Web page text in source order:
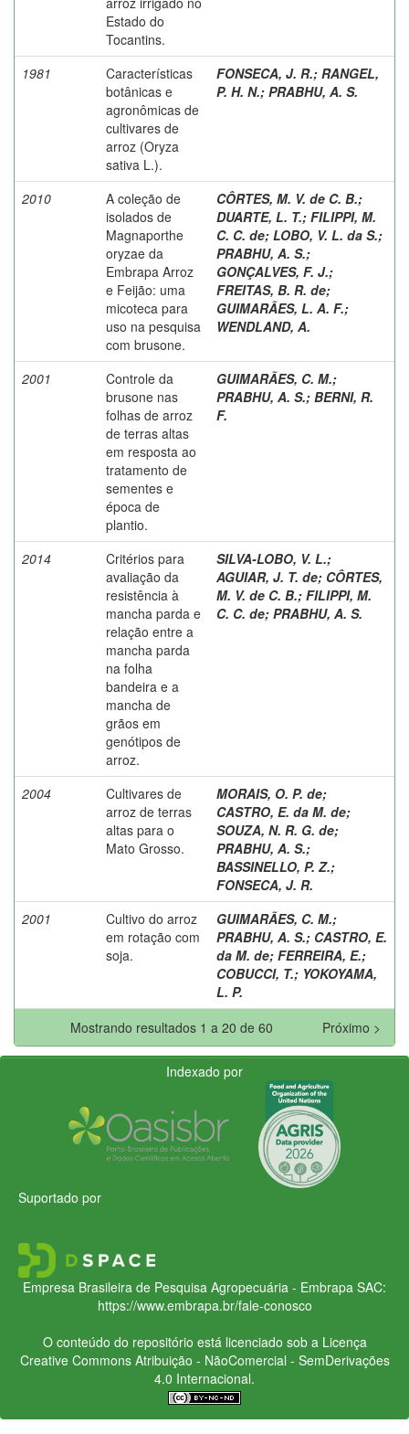
Estado do
Tocantins.
1981
Características
botânicas e
agronômicas de
cultivares de
arroz (Oryza
sativa L.).
FONSECA, J. R.; RANGEL,
P. H. N.; PRABHU, A. S.
2010
A coleção de
isolados de
Magnaporthe
oryzae da
Embrapa Arroz
e Feijão: uma
micoteca para
uso na pesquisa
com brusone.
CÔRTES, M. V. de C. B.;
DUARTE, L. T.; FILIPPI, M.
C. C. de; LOBO, V. L. da S.;
PRABHU, A. S.;
GONÇALVES, F. J.;
FREITAS, B. R. de;
GUIMARÃES, L. A. F.;
WENDLAND, A.
2001
Controle da
brusone nas
folhas de arroz
de terras altas
em resposta ao
tratamento de
sementes e
época de
plantio.
GUIMARÃES, C. M.;
PRABHU, A. S.; BERNI, R.
F.
2014
Critérios para
avaliação da
resistência à
mancha parda e
relação entre a
mancha parda
na folha
bandeira e a
mancha de
grãos em
genótipos de
arroz.
SILVA-LOBO, V. L.;
AGUIAR, J. T. de; CÔRTES,
M. V. de C. B.; FILIPPI, M.
C. C. de; PRABHU, A. S.
2004
Cultivares de
arroz de terras
altas para o
Mato Grosso.
MORAIS, O. P. de;
CASTRO, E. da M. de;
SOUZA, N. R. G. de;
PRABHU, A. S.;
BASSINELLO, P. Z.;
FONSECA, J. R.
2001
Cultivo do arroz
em rotação com
soja.
GUIMARÃES, C. M.;
PRABHU, A. S.; CASTRO, E.
da M. de; FERREIRA, E.;
COBUCCI, T.; YOKOYAMA,
L. P.
Mostrando resultados 1 a 20 de 60
Próximo >
Indexado por
Suportado por
Empresa Brasileira de Pesquisa Agropecuária - Embrapa SAC:
https://www.embrapa.br/fale-conosco
O conteúdo do repositório está licenciado sob a Licença
Creative CommonsAtribuição - NãoComercial - SemDerivações
4.0 Internacional.